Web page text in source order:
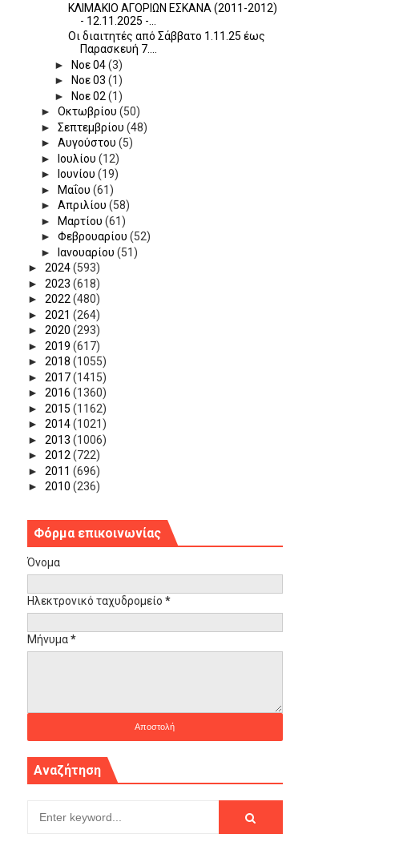
ΚΛΙΜΑΚΙΟ ΑΓΟΡΙΩΝ ΕΣΚΑΝΑ (2011-2012)
- 12.11.2025 -...
Οι διαιτητές από Σάββατο 1.11.25 έως
Παρασκευή 7....
►
Νοε 04(3)
►
Νοε 03(1)
►
Νοε 02(1)
►Οκτωβρίου(50)
►Σεπτεμβρίου(48)
►Αυγούστου(5)
►
Ιουλίου(12)
►
Ιουνίου(19)
► Μαΐου(61)
►Απριλίου(58)
► Μαρτίου(61)
►Φεβρουαρίου(52)
►
Ιανουαρίου(51)
► 2024(593)
► 2023 (618)
► 2022(480)
► 2021 (264)
► 2020 (293)
► 2019 (617)
► 2018 (1055)
► 2017(1415)
► 2016 (1360)
► 2015 (1162)
► 2014(1021)
► 2013 (1006)
► 2012(722)
► 2011 (696)
► 2010 (236)
Φόρμα επικοινωνίας
Όνομα
Ηλεκτρονικό ταχυδρομείο *
Μήνυμα*
Αναζήτηση